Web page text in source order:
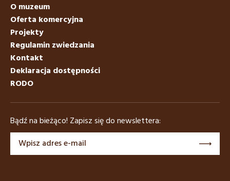
O muzeum
Oferta komercyjna
Projekty
Regulamin zwiedzania
Kontakt
Deklaracja dostępności
RODO
Bądź na bieżąco! Zapisz się do newslettera: